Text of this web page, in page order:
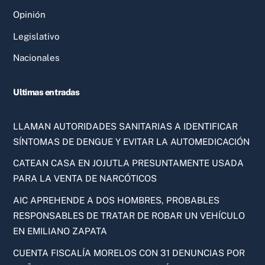
Opinión
Legislativo
Nacionales
Ultimas entradas
LLAMAN AUTORIDADES SANITARIAS A IDENTIFICAR
SÍNTOMAS DE DENGUE Y EVITAR LA AUTOMEDICACIÓN
CATEAN CASA EN JOJUTLA PRESUNTAMENTE USADA
PARA LA VENTA DE NARCÓTICOS
AIC APREHENDE A DOS HOMBRES, PROBABLES
RESPONSABLES DE TRATAR DE ROBAR UN VEHÍCULO
EN EMILIANO ZAPATA
CUENTA FISCALÍA MORELOS CON 31 DENUNCIAS POR